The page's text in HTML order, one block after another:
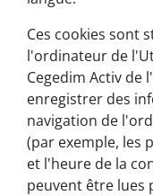
Ces cookies sont
l'ordinateur de
Cegedim Activ de
enregistrer des
navigation de
(par exemple, les
et l'heure de la
peuvent être lues